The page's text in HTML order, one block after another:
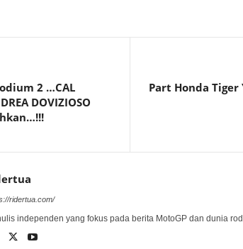
2 …CAL
DOVIZIOSO
Part Honda
ridertua.com/
independen yang fokus pada berita MotoGP dan dunia